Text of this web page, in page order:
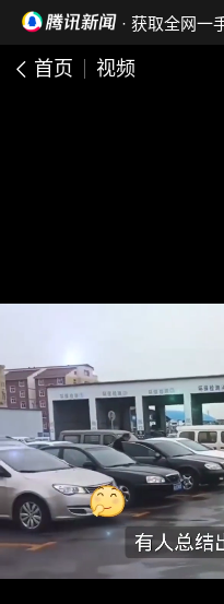
· 获取全网一
首页 视频